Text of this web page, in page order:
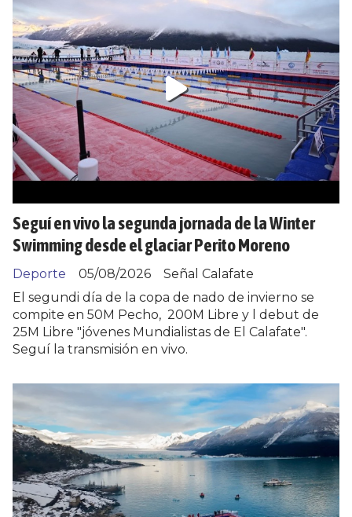
Seguí en vivo la segunda jornada de la Winter
Swimming desde el glaciar Perito Moreno
Señal Calafate
Deporte
05/08/2026
El segundi día de la copa de nado de invierno se
compite en 50M Pecho, 200M Libre y l debut de
25M Libre "jóvenes Mundialistas de El Calafate".
Seguí la transmisión en vivo.